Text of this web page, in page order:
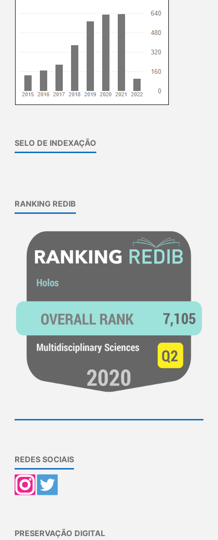
SELO DE INDEXAÇÃO
RANKING REDIB
REDES SOCIAIS
PRESERVAÇÃO DIGITAL